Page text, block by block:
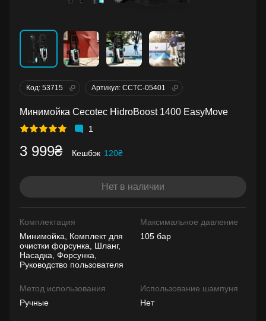
Код: 53715 Артикул: CCTC-05401
Минимойка Cecotec HidroBoost 1400 EasyMove
1
3 999₴ Кешбэк 120₴
Нет в наличии
Комплектация
Минимойка, Комплект для
очистки форсунка, Шланг,
Насадка, Форсунка,
Руководство пользователя
Максимальное давление
105 бар
Метод использования
Ручные
Использование шампуня
Нет